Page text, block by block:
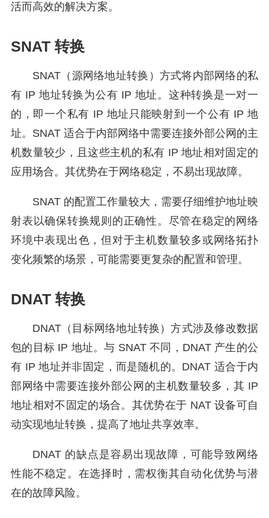
活而高效的解决方案。
SNAT 转换
SNAT（源网络地址转换）方式将内部网络的私
有 IP 地址转换为公有 IP 地址。这种转换是一对一
的，即一个私有 IP 地址只能映射到一个公有 IP 地
址。SNAT 适合于内部网络中需要连接外部公网的主
机数量较少，且这些主机的私有 IP 地址相对固定的
应用场合。其优势在于网络稳定，不易出现故障。
SNAT 的配置工作量较大，需要仔细维护地址映
射表以确保转换规则的正确性。尽管在稳定的网络
环境中表现出色，但对于主机数量较多或网络拓扑
变化频繁的场景，可能需要更复杂的配置和管理。
DNAT 转换
DNAT（目标网络地址转换）方式涉及修改数据
包的目标 IP 地址。与 SNAT 不同，DNAT 产生的公
有 IP 地址并非固定，而是随机的。DNAT 适合于内
部网络中需要连接外部公网的主机数量较多，其 IP
地址相对不固定的场合。其优势在于 NAT 设备可自
动实现地址转换，提高了地址共享效率。
DNAT 的缺点是容易出现故障，可能导致网络
性能不稳定。在选择时，需权衡其自动化优势与潜
在的故障风险。